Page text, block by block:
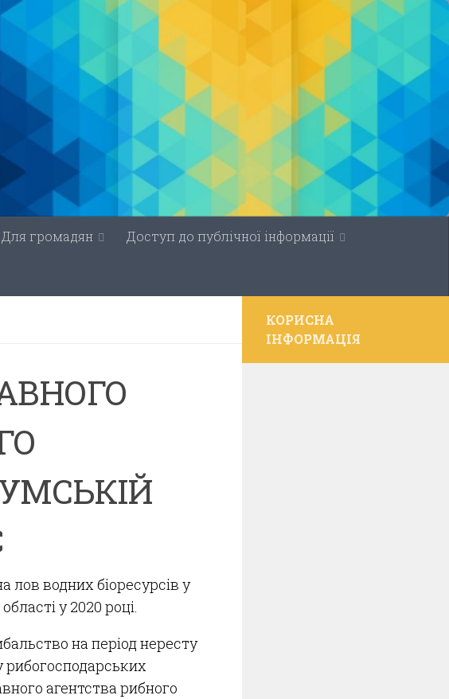
Для громадян Доступ до публічної інформації
лов водних біоресурсів у
у 2020 році.
на період нересту
рибогосподарських
агентства рибного
КОРИСНА
ІНФОРМАЦІЯ